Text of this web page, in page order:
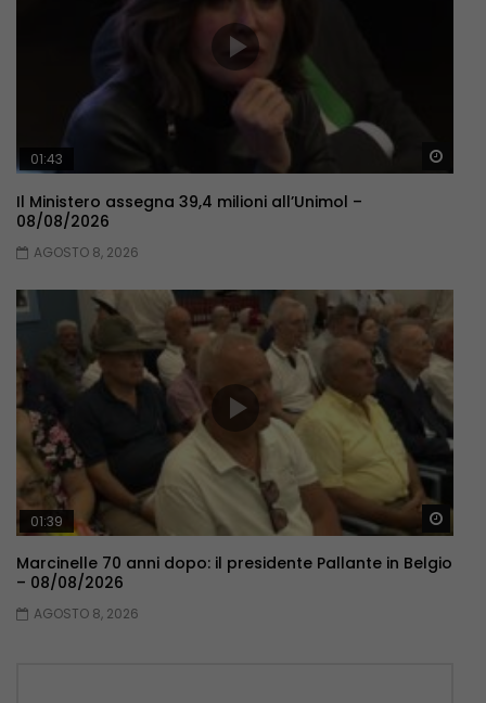
01:43
Il Ministero assegna 39,4 milioni all’Unimol –
08/08/2026
AGOSTO 8, 2026
01:39
Marcinelle 70 anni dopo: il presidente Pallante in Belgio
– 08/08/2026
AGOSTO 8, 2026